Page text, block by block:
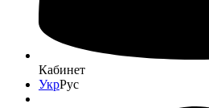
Кабинет
УкрРус